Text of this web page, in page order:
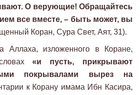
О верующие! Обращайтесь
все вместе, – быть может, вы
Коран, Сура Свет, Аят, 31).
Аллаха, изложенного в Коране,
«и пусть, прикрывают
покрывалами вырез на
к Корану имама Ибн Касира,